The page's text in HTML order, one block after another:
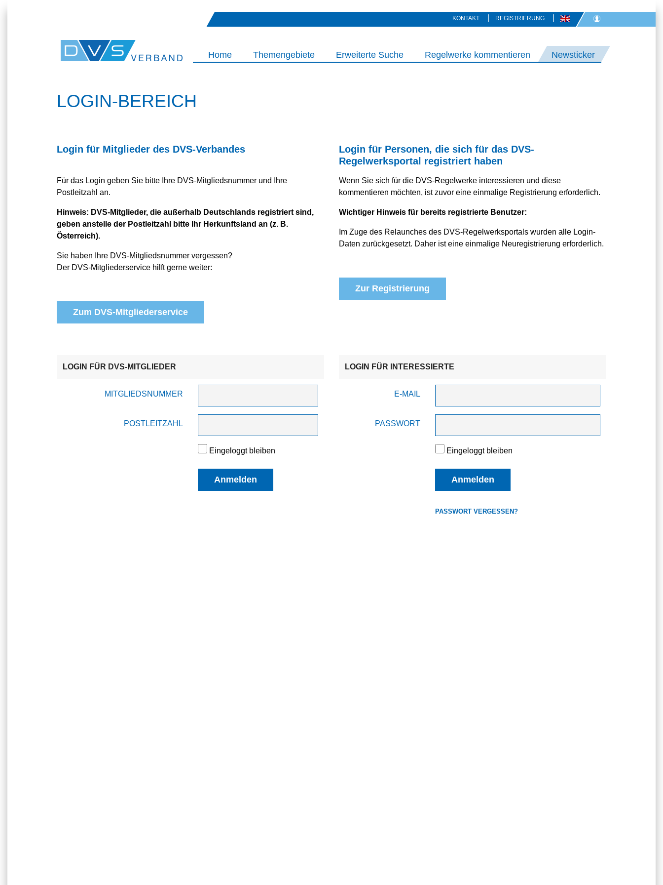
KONTAKT REGISTRIERUNG
Home Themengebiete Erweiterte Suche Regelwerke kommentieren Newsticker
LOGIN-BEREICH
Login für Mitglieder des DVS-Verbandes
Für das Login geben Sie bitte Ihre DVS-Mitgliedsnummer und Ihre
Postleitzahl an.
Hinweis: DVS-Mitglieder, die außerhalb Deutschlands registriert sind,
geben anstelle der Postleitzahl bitte Ihr Herkunftsland an (z. B.
Österreich).
Sie haben Ihre DVS-Mitgliedsnummer vergessen?
Der DVS-Mitgliederservice hilft gerne weiter:
Zum DVS-Mitgliederservice
Login für Personen, die sich für das DVS-
Regelwerksportal registriert haben
Wenn Sie sich für die DVS-Regelwerke interessieren und diese
kommentieren möchten, ist zuvor eine einmalige Registrierung erforderlich.
Wichtiger Hinweis für bereits registrierte Benutzer:
Im Zuge des Relaunches des DVS-Regelwerksportals wurden alle Login-
Daten zurückgesetzt. Daher ist eine einmalige Neuregistrierung erforderlich.
Zur Registrierung
LOGIN FÜR DVS-MITGLIEDER
MITGLIEDSNUMMER
POSTLEITZAHL
Eingeloggt bleiben
Anmelden
LOGIN FÜR INTERESSIERTE
E-MAIL
PASSWORT
Eingeloggt bleiben
Anmelden
PASSWORT VERGESSEN?